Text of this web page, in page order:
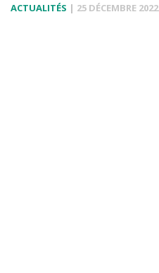
ACTUALITÉS | 25 DÉCEMBRE 2022